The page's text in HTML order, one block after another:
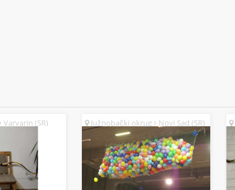
Varvarin (SR) Južnobački okrug Novi Sad (SR)